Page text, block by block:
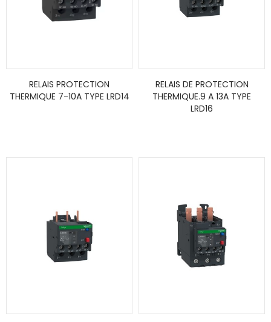
RELAIS PROTECTION
THERMIQUE 7-10A TYPE LRD14
RELAIS DE PROTECTION
THERMIQUE.9 A 13A TYPE
LRD16